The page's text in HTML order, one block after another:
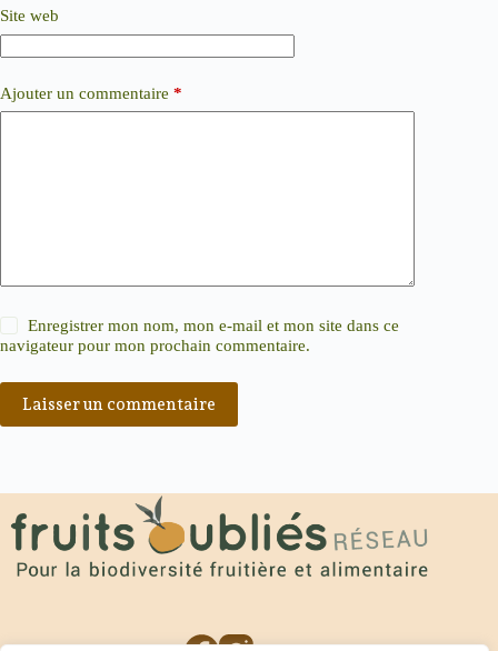
Site web
Ajouter un commentaire *
Enregistrer mon nom, mon e-mail et mon site dans ce
navigateur pour mon prochain commentaire.
Laisser un commentaire